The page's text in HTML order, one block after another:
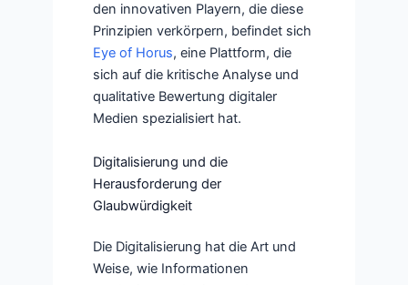
den innovativen Playern, die diese
Prinzipien verkörpern, befindet sich
Eye of Horus, eine Plattform, die
sich auf die kritische Analyse und
qualitative Bewertung digitaler
Medien spezialisiert hat.
Digitalisierung und die
Herausforderung der
Glaubwürdigkeit
Die Digitalisierung hat die Art und
Weise, wie Informationen